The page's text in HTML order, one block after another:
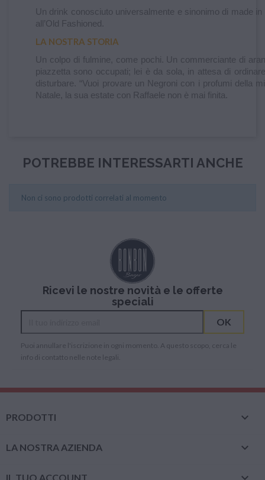
Un drink conosciuto universalmente e sinonimo di made
all’Old Fashioned.
LA NOSTRA STORIA
Un colpo di fulmine, come pochi. Un commerciante di
piazzetta sono occupati; lei è da sola, in attesa di
disturbare. “Vuoi provare un Negroni con i profumi della
Natale, la sua estate con Raffaele non è mai finita.
POTREBBE INTERESSARTI ANCHE
Non ci sono prodotti correlati al momento
Ricevi le nostre novità e le offerte
speciali
Puoi annullare l'iscrizione in ogni momento. A questo scopo, cerca le
info di contatto nelle note legali.
PRODOTTI 
LA NOSTRA AZIENDA 
IL TUO ACCOUNT